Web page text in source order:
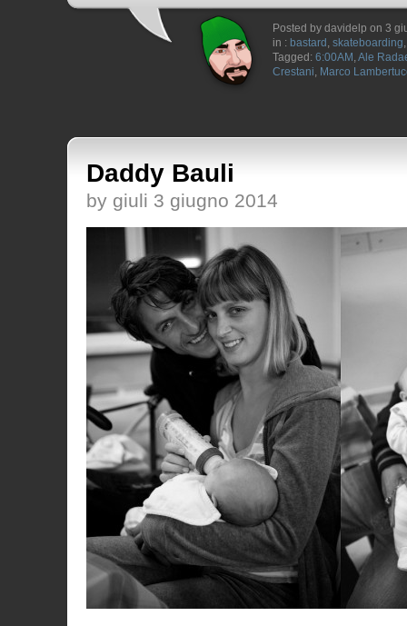
Posted by davidelp on 3
in : bastard , skateboarding
Tagged: 6:00AM ,Ale
Crestani, Marco
Daddy Bauli
by giuli 3 giugno 2014